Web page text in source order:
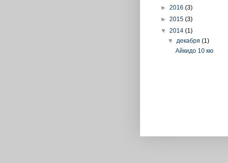
► 2016 (3)
► 2015 (3)
▼ 2014 (1)
▼ декабря(1)
Айкидо 10 кю